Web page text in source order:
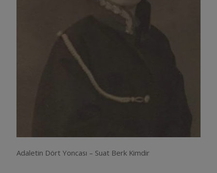
Adaletin Dört Yoncası – Suat Berk Kimdir